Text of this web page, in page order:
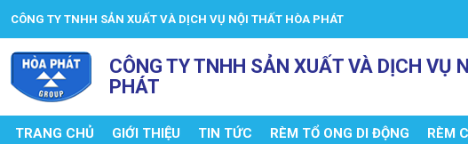
CÔNG TY TNHH SẢN XUẤT VÀ DỊCH VỤ NỘI THẤT HÒA PHÁT
CÔNG TY TNHH SẢN XUẤT VÀ DỊCH VỤ
PHÁT
TRANG CHỦ GIỚI THIỆU TIN TỨC RÈM TỔ ONG DI ĐỘNG RÈM